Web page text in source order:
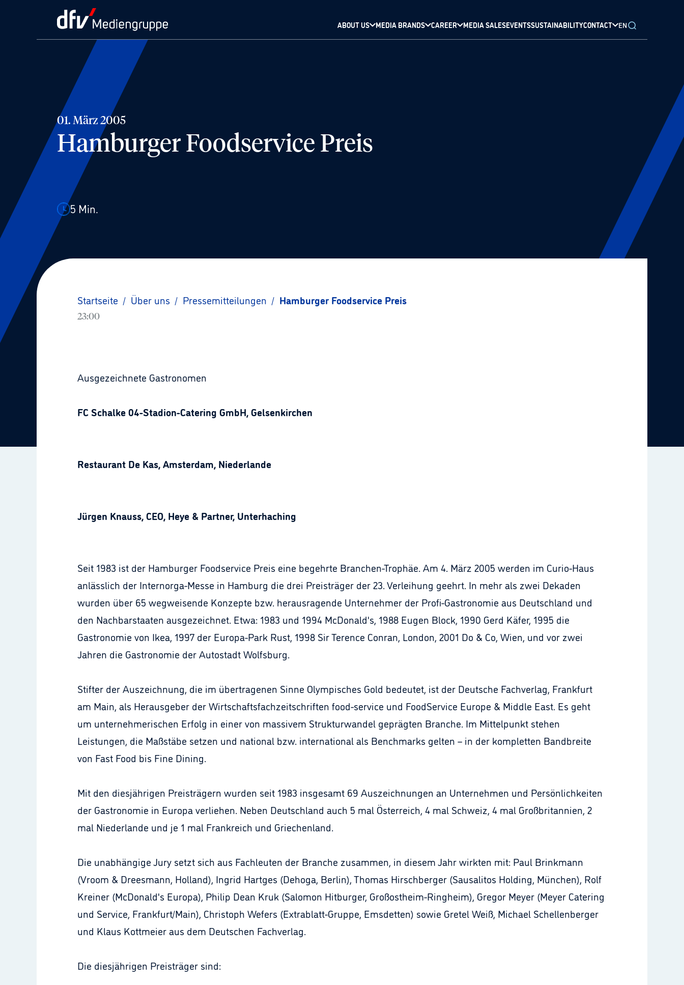
ABOUT US MEDIA BRANDS CAREER MEDIA SALESEVENTSSUSTAINABILITYCONTACT EN
01. März 2005
Hamburger Foodservice Preis
5 Min.
Startseite / Über uns / Pressemitteilungen / Hamburger Foodservice Preis
23:00
Ausgezeichnete Gastronomen
FC Schalke 04-Stadion-Catering GmbH, Gelsenkirchen
Restaurant De Kas, Amsterdam, Niederlande
Jürgen Knauss, CEO, Heye & Partner, Unterhaching
Seit 1983 ist der Hamburger Foodservice Preis eine begehrte Branchen-Trophäe. Am 4. März 2005 werden im Curio-Haus
anlässlich der Internorga-Messe in Hamburg die drei Preisträger der 23. Verleihung geehrt. In mehr als zwei Dekaden
wurden über 65 wegweisende Konzepte bzw. herausragende Unternehmer der Profi-Gastronomie aus Deutschland und
den Nachbarstaaten ausgezeichnet. Etwa: 1983 und 1994 McDonald's, 1988 Eugen Block, 1990 Gerd Käfer, 1995 die
Gastronomie von Ikea, 1997 der Europa-Park Rust, 1998 Sir Terence Conran, London, 2001 Do & Co, Wien, und vor zwei
Jahren die Gastronomie der Autostadt Wolfsburg.
Stifter der Auszeichnung, die im übertragenen Sinne Olympisches Gold bedeutet, ist der Deutsche Fachverlag, Frankfurt
am Main, als Herausgeber der Wirtschaftsfachzeitschriften food-service und FoodService Europe & Middle East. Es geht
um unternehmerischen Erfolg in einer von massivem Strukturwandel geprägten Branche. Im Mittelpunkt stehen
Leistungen, die Maßstäbe setzen und national bzw. international als Benchmarks gelten – in der kompletten Bandbreite
von Fast Food bis Fine Dining.
Mit den diesjährigen Preisträgern wurden seit 1983 insgesamt 69 Auszeichnungen an Unternehmen und Persönlichkeiten
der Gastronomie in Europa verliehen. Neben Deutschland auch 5 mal Österreich, 4 mal Schweiz, 4 mal Großbritannien, 2
mal Niederlande und je 1 mal Frankreich und Griechenland.
Die unabhängige Jury setzt sich aus Fachleuten der Branche zusammen, in diesem Jahr wirkten mit: Paul Brinkmann
(Vroom & Dreesmann, Holland), Ingrid Hartges (Dehoga, Berlin), Thomas Hirschberger (Sausalitos Holding, München), Rolf
Kreiner (McDonald's Europa), Philip Dean Kruk (Salomon Hitburger, Großostheim-Ringheim), Gregor Meyer (Meyer Catering
und Service, Frankfurt/Main), Christoph Wefers (Extrablatt-Gruppe, Emsdetten) sowie Gretel Weiß, Michael Schellenberger
und Klaus Kottmeier aus dem Deutschen Fachverlag.
Die diesjährigen Preisträger sind: